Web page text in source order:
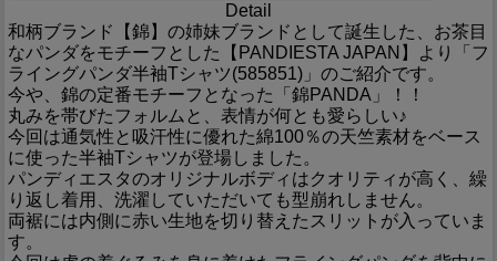
Detail
和柄ブランド【錦】の姉妹ブランドとして誕生した、お茶目
なパンダをモチーフとした【PANDIESTA JAPAN】より「フ
ライングパンダ半袖Tシャツ(585851)」のご紹介です。
今や、錦の定番モチーフとなった「錦PANDA」！！
丸みを帯びたフォルムと、表情が何とも愛らしい♪
今回は通気性と吸汗性に優れた綿100％の天竺素材をベース
に使った半袖Tシャツが登場しました。
パンディエスタのオリジナルボディはクオリティが高く、繰
り返し着用、洗濯していただいても型崩れしません。
両裾には内側に赤い生地を切り替えたスリットが入っていま
す。